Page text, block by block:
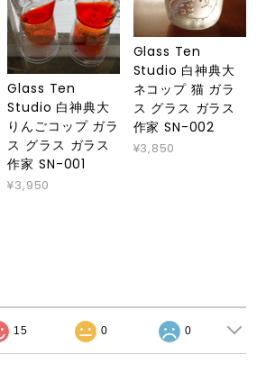
Glass Ten
Studio 白神典大
りんごコップ ガラ
ス グラス ガラス
作家 SN-001
¥3,950
Glass Ten
Studio 白神典大
ネコップ 猫 ガラ
ス グラス ガラス
作家 SN-002
¥3,850
15 0 0